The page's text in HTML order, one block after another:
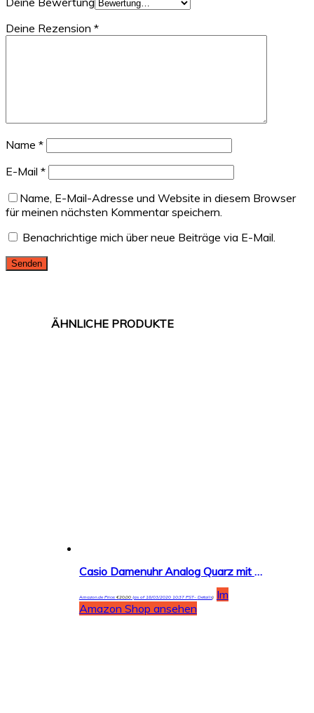
Deine Rezension *
Name *
E-Mail *
Name, E-Mail-Adresse und Website in diesem Browser
für meinen nächsten Kommentar speichern.
Benachrichtige mich über neue Beiträge via E-Mail.
Casio Damenuhr Analog Quarz mit Resinarmband – MW-59
Amazon.de Price:€20,00(as of 18/03/2020 10:37 PST- Details)
Im
Amazon Shop ansehen